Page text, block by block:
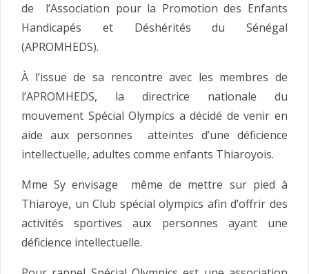
de l’Association pour la Promotion des Enfants
Handicapés et Déshérités du Sénégal
(APROMHEDS).
À l’issue de sa rencontre avec les membres de
l’APROMHEDS, la directrice nationale du
mouvement Spécial Olympics a décidé de venir en
aide aux personnes atteintes d’une déficience
intellectuelle, adultes comme enfants Thiaroyois.
Mme Sy envisage même de mettre sur pied à
Thiaroye, un Club spécial olympics afin d’offrir des
activités sportives aux personnes ayant une
déficience intellectuelle.